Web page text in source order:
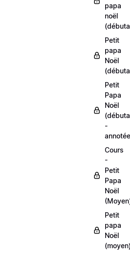
papa
noël
Petit
papa
Noël
Petit
Papa
Noël
-
Cours
-
Petit
Papa
Noël
Petit
papa
Noël